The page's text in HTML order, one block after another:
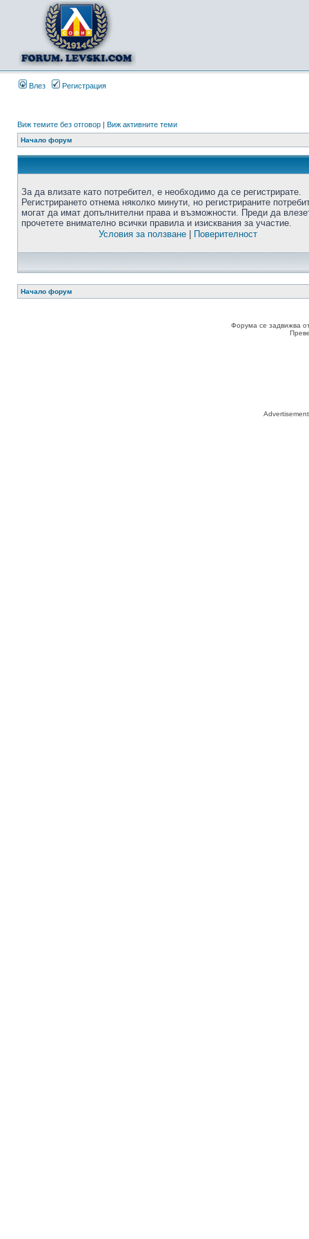
Влез Регистрация
Виж темите без отговор | Виж активните теми
Начало форум
За да влизате като потребител, е необходимо да се регистрирате.
Регистрирането отнема няколко минути, но регистрираните
могат да имат допълнителни права и възможности. Преди да
прочетете внимателно всички правила и изисквания за участие.
Условия за ползване| Поверителност
Начало форум
Форума се задвижва